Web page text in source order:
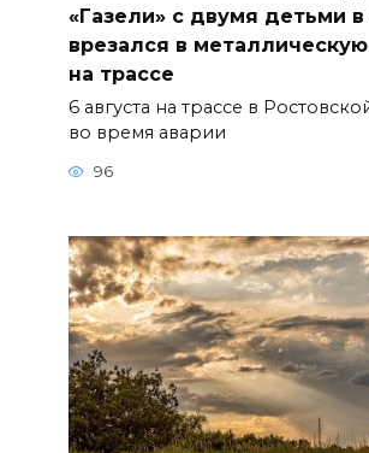
«Газели» с двумя детьми
врезался в
на трассе
6 августа на трассе в
во время аварии
96